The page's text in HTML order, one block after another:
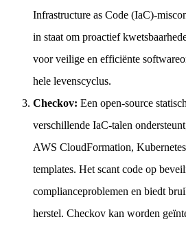
Infrastructure as Code (IaC)-
in staat om proactief
voor veilige en efficiënte
hele levenscyclus.
Checkov: Een open-source
verschillende IaC-talen
AWS CloudFormation,
templates. Het scant code op
complianceproblemen en biedt
herstel. Checkov kan worden